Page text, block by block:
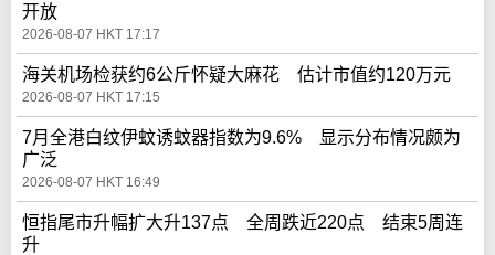
开放
2026-08-07 HKT 17:17
海关机场检获约6公斤怀疑大麻花 估计市值约120万元
2026-08-07 HKT 17:15
7月全港白纹伊蚊诱蚊器指数为9.6% 显示分布情况颇为
广泛
2026-08-07 HKT 16:49
恒指尾市升幅扩大升137点 全周跌近220点 结束5周连
升